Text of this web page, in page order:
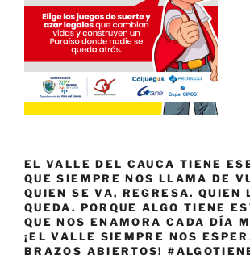
EL VALLE DEL CAUCA TIENE
QUE SIEMPRE NOS LLAMA DE
QUIEN SE VA, REGRESA. QUIEN
QUEDA. PORQUE ALGO TIENE
QUE NOS ENAMORA CADA DÍA
¡EL VALLE SIEMPRE NOS
BRAZOS ABIERTOS!